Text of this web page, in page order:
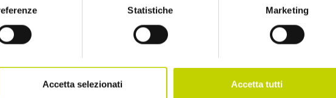
Statistiche Marketing
Accetta selezionati Accetta tutti
più di 14 anni
comunicazioni, come indicato nel
ex art. 13 Reg. UE 2016/679